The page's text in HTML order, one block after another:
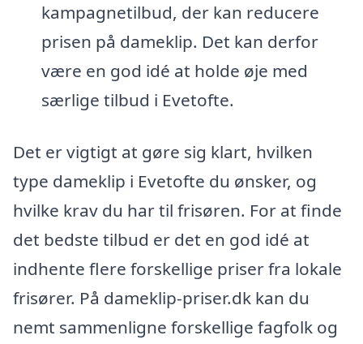
kampagnetilbud, der kan reducere
prisen på dameklip. Det kan derfor
være en god idé at holde øje med
særlige tilbud i Evetofte.
Det er vigtigt at gøre sig klart, hvilken
type dameklip i Evetofte du ønsker, og
hvilke krav du har til frisøren. For at finde
det bedste tilbud er det en god idé at
indhente flere forskellige priser fra lokale
frisører. På dameklip-priser.dk kan du
nemt sammenligne forskellige fagfolk og